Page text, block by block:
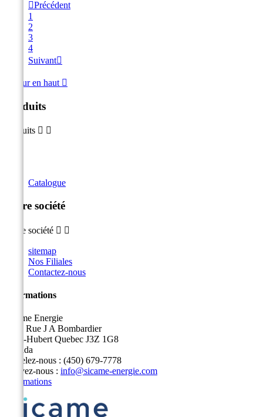
Précédent
1
2
3
4
Suivant
Retour en haut 
Produits
Produits  
Catalogue
Notre société
Notre société  
sitemap
Nos Filiales
Contactez-nous
Informations
Sicame Energie
5400 Rue J A Bombardier
Saint-Hubert Quebec J3Z 1G8
Canada
Appelez-nous : (450) 679-7778
Écrivez-nous : info@sicame-energie.com
Informations